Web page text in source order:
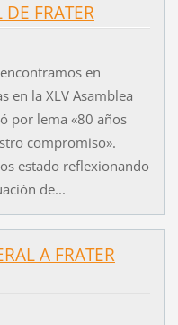
FRATER
en
en la XLV Asamblea
por lema «80 años
compromiso».
estado reflexionando
de...
A FRATER